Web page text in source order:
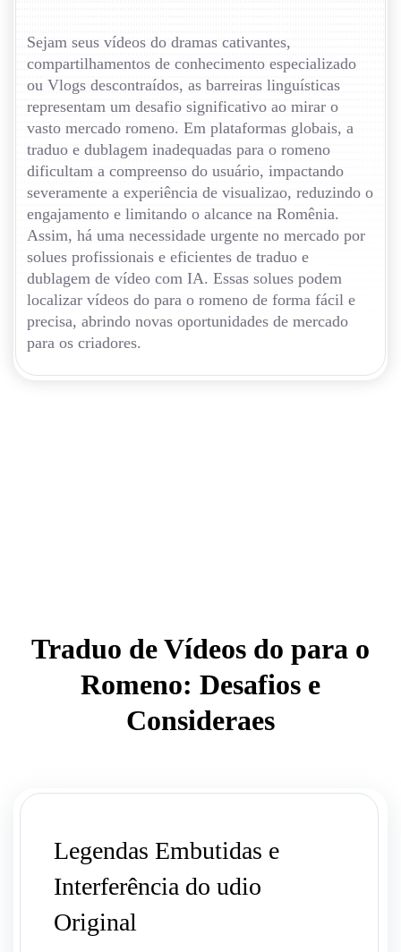
Sejam seus vídeos do dramas cativantes,
compartilhamentos de conhecimento especializado
ou Vlogs descontraídos, as barreiras linguísticas
representam um desafio significativo ao mirar o
vasto mercado romeno. Em plataformas globais, a
traduo e dublagem inadequadas para o romeno
dificultam a compreenso do usuário, impactando
severamente a experiência de visualizao, reduzindo o
engajamento e limitando o alcance na Romênia.
Assim, há uma necessidade urgente no mercado por
solues profissionais e eficientes de traduo e
dublagem de vídeo com IA. Essas solues podem
localizar vídeos do para o romeno de forma fácil e
precisa, abrindo novas oportunidades de mercado
para os criadores.
Traduo de Vídeos do para o
Romeno: Desafios e
Consideraes
Legendas Embutidas e
Interferência do udio
Original